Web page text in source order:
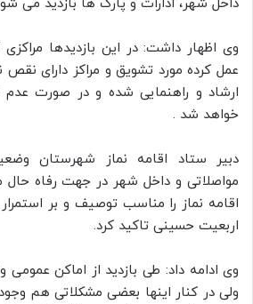
داخل شهر، ادارات و پارک ها بازدید می
وی اظهار داشت: در این بازدیدها
عمل کرده مورد تشویق و مراکز دارای
ارشاد و راهنمایی شده و در صورت عدم
خواهد شد .
دبیر ستاد اقامه نماز شهرستان
مواصلاتی و داخل شهر در جهت رفاه حال
اقامه نماز را مناسب توصیف و بر
اربعیت حسینی تاکید کرد.
وی ادامه داد: طی بازدید از اماکن
ولی در کنار اینها بعضی مشکلاتی هم